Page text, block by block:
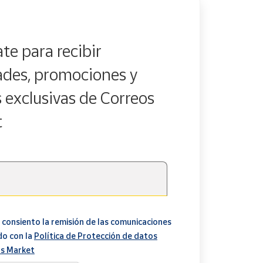
para recibir
promociones y
de Correos
la remisión de las comunicaciones
con la Política de Protección de datos
Market